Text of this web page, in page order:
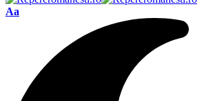
Font
Aa